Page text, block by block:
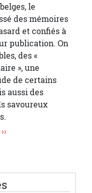
le
des mémoires
et confiés à
publication. On
des «
», une
de certains
aussi des
savoureux
Page suivante
››